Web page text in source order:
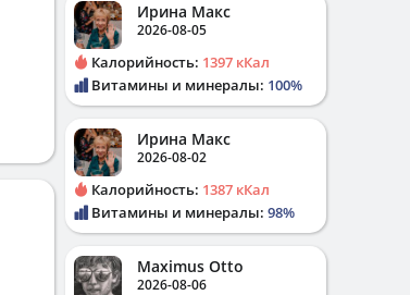
Ирина Макс
2026-08-05
Калорийность: 1397 кКал
Витамины и минералы: 100%
Ирина Макс
2026-08-02
Калорийность: 1387 кКал
Витамины и минералы: 98%
Maximus Otto
2026-08-06